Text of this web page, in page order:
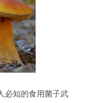
必知的食用菌子武